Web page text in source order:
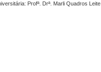
Profª. Drª. Marli Quadros Leite